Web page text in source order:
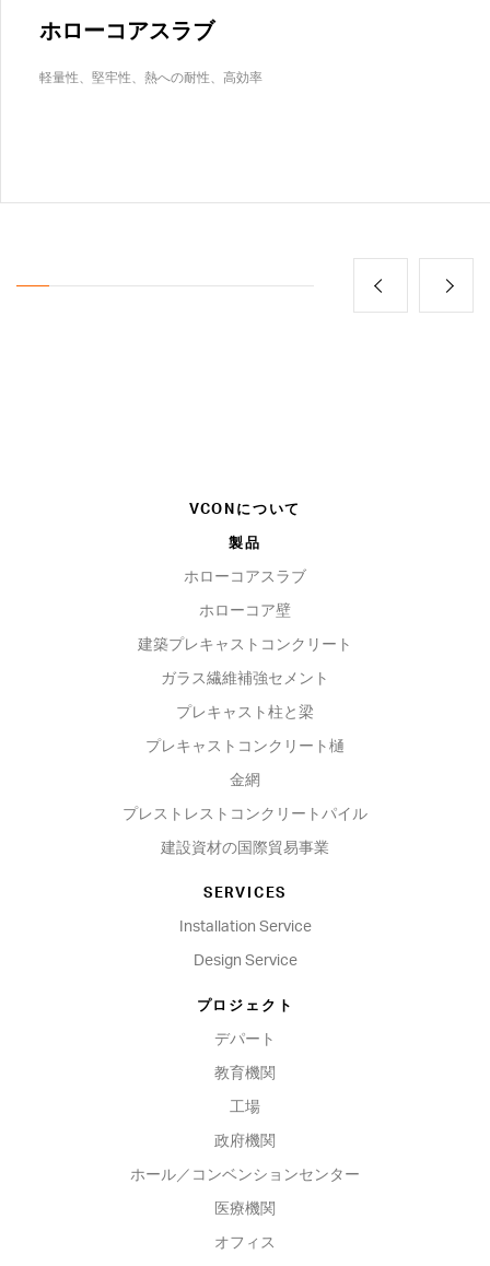
ホローコアスラブ
軽量性、堅牢性、熱への耐性、高効率
VCONについて
製品
ホローコアスラブ
ホローコア壁
建築プレキャストコンクリート
ガラス繊維補強セメント
プレキャスト柱と梁
プレキャストコンクリート樋
金網
プレストレストコンクリートパイル
建設資材の国際貿易事業
SERVICES
Installation Service
Design Service
プロジェクト
デパート
教育機関
工場
政府機関
ホール／コンベンションセンター
医療機関
オフィス